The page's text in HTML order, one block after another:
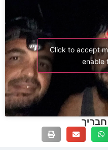
Click to accept
enable